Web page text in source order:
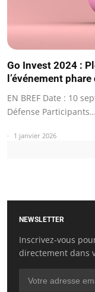
Go Invest 2024 :
l’événement
EN BREF Date : 10
Défense Participants…
1 janvier 2026
NEWSLETTER
Inscrivez-vous
directement dans